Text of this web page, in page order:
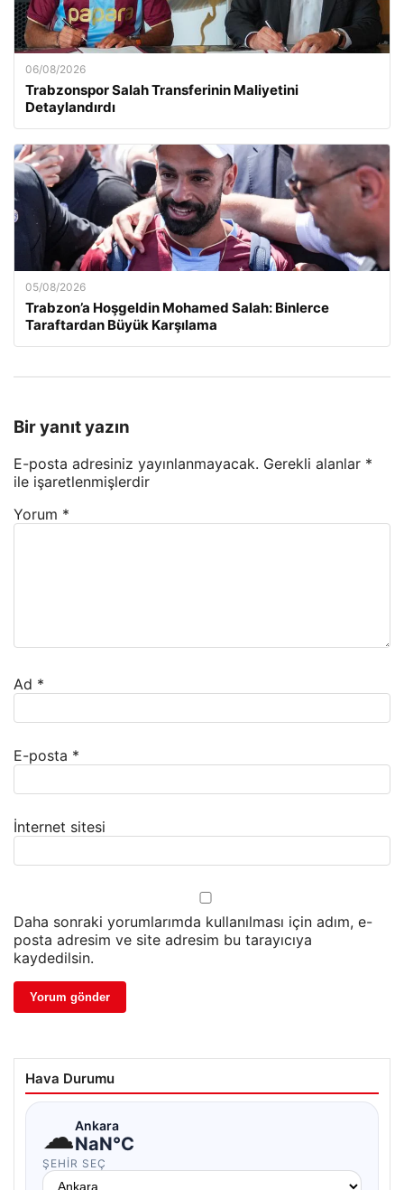
06/08/2026
Trabzonspor Salah Transferinin Maliyetini
Detaylandırdı
05/08/2026
Trabzon’a Hoşgeldin Mohamed Salah: Binlerce
Taraftardan Büyük Karşılama
Bir yanıt yazın
E-posta adresiniz yayınlanmayacak. Gerekli alanlar *
ile işaretlenmişlerdir
Yorum *
Ad *
E-posta *
İnternet sitesi
Daha sonraki yorumlarımda kullanılması için adım, e-
posta adresim ve site adresim bu tarayıcıya
kaydedilsin.
Hava Durumu
☁Ankara
NaN°C
ŞEHIR SEÇ